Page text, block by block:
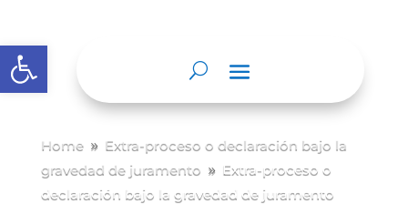
Abrir barra de herramientas
Home 9 Extra-proceso o declaración bajo la
gravedad de juramento 9 Extra-proceso o
declaración bajo la gravedad de juramento